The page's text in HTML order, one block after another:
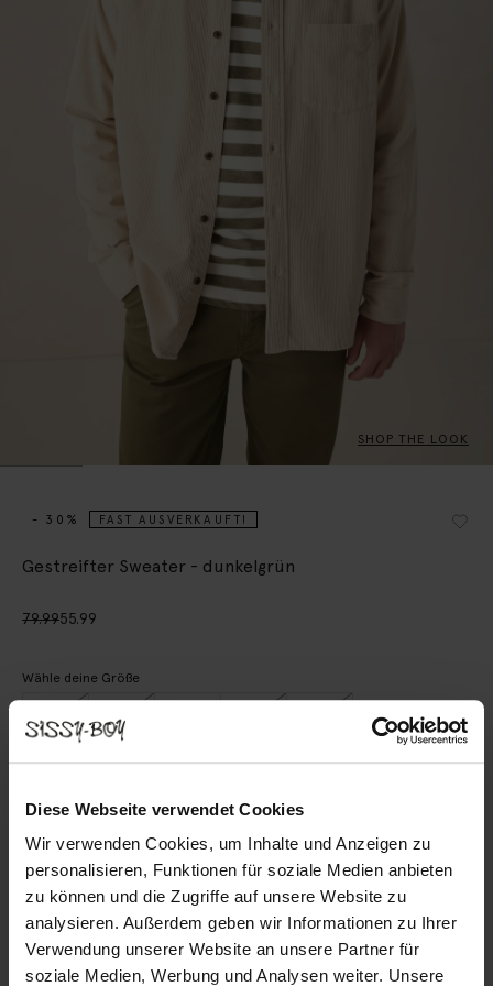
Diese Webseite verwendet Cookies
Wir verwenden Cookies, um Inhalte und Anzeigen zu
personalisieren, Funktionen für soziale Medien anbieten
zu können und die Zugriffe auf unsere Website zu
analysieren. Außerdem geben wir Informationen zu Ihrer
Verwendung unserer Website an unsere Partner für
soziale Medien, Werbung und Analysen weiter. Unsere
SHOP THE LOOK
- 30% FAST AUSVERKAUFT!
Gestreifter Sweater - dunkelgrün
79.9955.99
Wähle deine Größe
S M
IN DEN WARENKORB
Rechnungskauf möglich
14 Tage Bedenkzeit
BESCHREIBUNG